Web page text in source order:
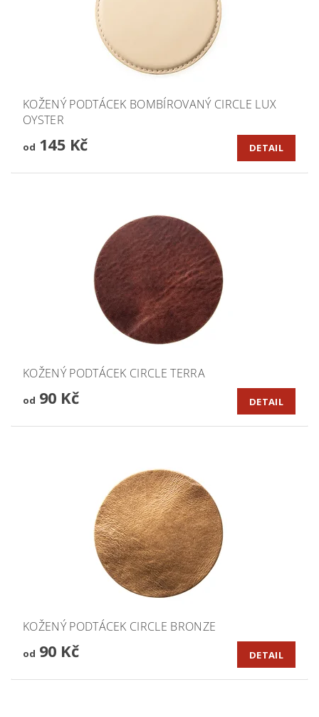
KOŽENÝ PODTÁCEK BOMBÍROVANÝ CIRCLE LUX
OYSTER
od 145 Kč DETAIL
KOŽENÝ PODTÁCEK CIRCLE TERRA
od 90 Kč DETAIL
KOŽENÝ PODTÁCEK CIRCLE BRONZE
od 90 Kč DETAIL